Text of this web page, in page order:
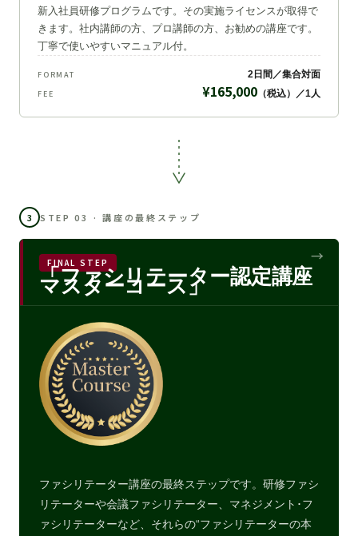
新入社員研修プログラムです。その実施ライセンスが取得で
きます。社内講師の方、プロ講師の方、お勧めの講座です。
丁寧で使いやすいマニュアル付。
FORMAT 2日間／集合対面
FEE ¥165,000 （税込）／1人
3 STEP 03 · 講座の最終ステップ
FINAL STEP
「ファシリテーター認定講座
マスターコース」
ファシリテーター講座の最終ステップです。研修ファシ
リテーターや会議ファシリテーター、マネジメント･フ
ァシリテーターなど、それらの“ファシリテーターの本